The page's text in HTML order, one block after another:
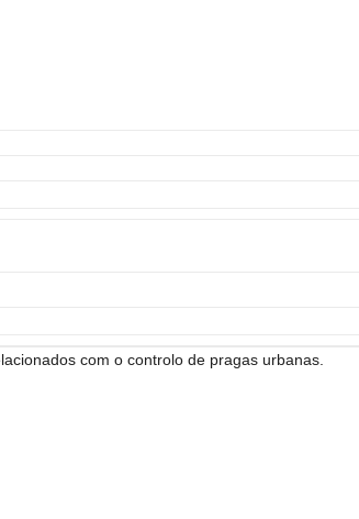
com o controlo de pragas urbanas.